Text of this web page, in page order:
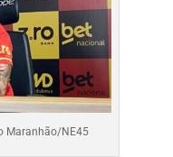
Maranhão/NE45